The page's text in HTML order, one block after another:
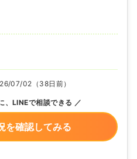
07/02（38日前）
、LINEで相談できる
を確認してみる